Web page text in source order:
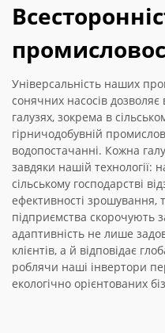
Універсальність наших
сонячних насосів дозволяє
галузях, зокрема в
гірничодобувній
водопостачанні. Кожна
завдяки нашій технології:
сільському господарстві
ефективності зрошування,
підприємства скорочують
адаптивність не лише
клієнтів, а й відповідає
роблячи наші інвертори
екологічно орієнтованих